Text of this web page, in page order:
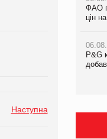
Наступна
ФАО
цін
P&G
у
ФАО
цін
P&G